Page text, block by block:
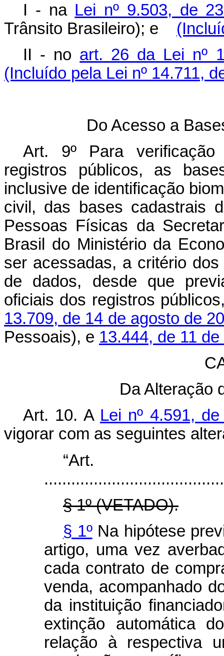
I - na Lei nº 9.503, de
Trânsito Brasileiro); e
II - no art. 26 da Lei nº
(Incluído pela Lei nº 14.711,
Do Acesso a
Art. 9º Para
registros públicos, as
inclusive de identificação
civil, das bases cadastrais
Pessoas Físicas da
Brasil do Ministério da
ser acessadas, a critério
de dados, desde que
oficiais dos registros
13.709, de 14 de agosto de
Pessoais), e 13.444, de 11
Da Alteração
Art. 10. A Lei nº 4.591,
vigorar com as seguintes
§ 1º (VETADO).
§ 1ºNa hipótese
artigo, uma vez
cada contrato de
venda, acompanhado
da instituição
extinção automática
relação à respectiva